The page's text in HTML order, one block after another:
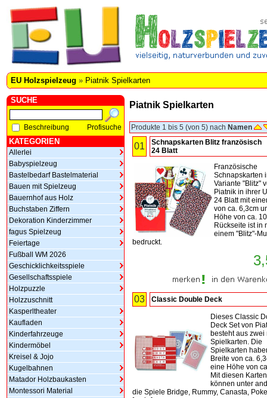
EU Holzspielzeug » Piatnik Spielkarten
SUCHE
Beschreibung Profisuche
KATEGORIEN
Allerlei
Babyspielzeug
Bastelbedarf Bastelmaterial
Bauen mit Spielzeug
Bauernhof aus Holz
Buchstaben Ziffern
Dekoration Kinderzimmer
fagus Spielzeug
Feiertage
Fußball WM 2026
Geschicklichkeitsspiele
Gesellschaftsspiele
Holzpuzzle
Holzzuschnitt
Kasperltheater
Kaufladen
Kinderfahrzeuge
Kindermöbel
Kreisel & Jojo
Kugelbahnen
Matador Holzbaukasten
Montessori Material
Piatnik Spielkarten
Produkte 1 bis 5 (von 5) nach Namen
01
Schnapskarten Blitz französisch
24 Blatt
Französische
Schnapskarten
Variante "Blitz"
Piatnik in ihrer
24 Blatt mit
von ca. 6,3cm
Höhe von ca.
Rückseite ist in
einem "Blitz"-
bedruckt.
03 Classic Double Deck
Dieses Classic
Deck Set von
besteht aus zwei
Spielkarten. Die
Spielkarten
Breite von ca.
eine Höhe von
Mit diesen Karten
können unter
die Spiele Bridge, Rummy, Canasta,